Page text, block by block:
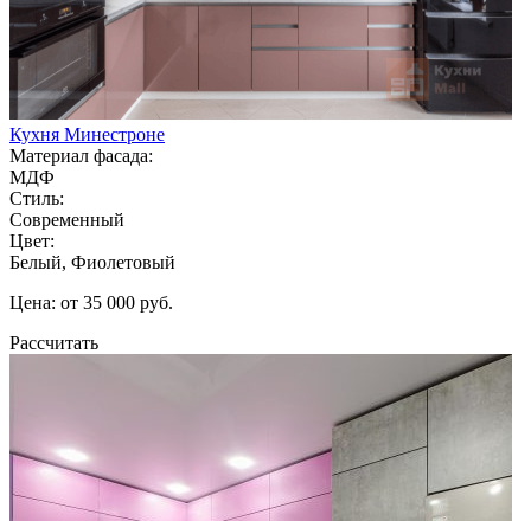
Кухня Минестроне
Материал фасада:
МДФ
Стиль:
Современный
Цвет:
Белый, Фиолетовый
Цена: от 35 000 руб.
Рассчитать